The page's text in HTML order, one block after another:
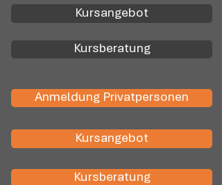
Kursangebot
Kursberatung
Anmeldung Privatpersonen
Kursangebot
Kursberatung